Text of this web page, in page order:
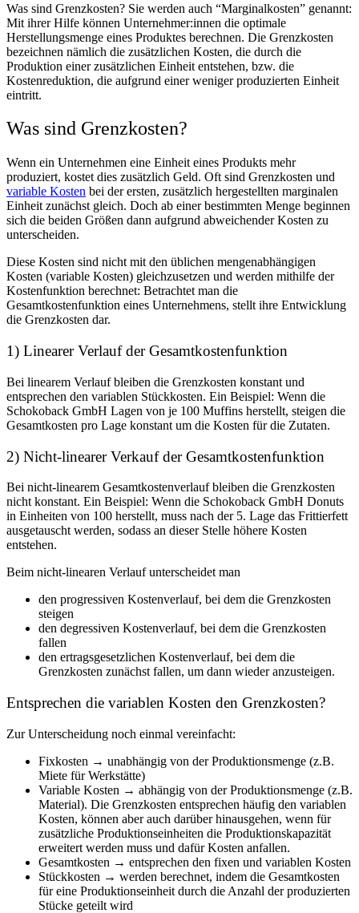
Was sind Grenzkosten? Sie werden auch “Marginalkosten” genannt:
Mit ihrer Hilfe können Unternehmer:innen die optimale
Herstellungsmenge eines Produktes berechnen. Die Grenzkosten
bezeichnen nämlich die zusätzlichen Kosten, die durch die
Produktion einer zusätzlichen Einheit entstehen, bzw. die
Kostenreduktion, die aufgrund einer weniger produzierten Einheit
eintritt.
Was sind Grenzkosten?
Wenn ein Unternehmen eine Einheit eines Produkts mehr
produziert, kostet dies zusätzlich Geld. Oft sind Grenzkosten und
variable Kosten bei der ersten, zusätzlich hergestellten marginalen
Einheit zunächst gleich. Doch ab einer bestimmten Menge beginnen
sich die beiden Größen dann aufgrund abweichender Kosten zu
unterscheiden.
Diese Kosten sind nicht mit den üblichen mengenabhängigen
Kosten (variable Kosten) gleichzusetzen und werden mithilfe der
Kostenfunktion berechnet: Betrachtet man die
Gesamtkostenfunktion eines Unternehmens, stellt ihre Entwicklung
die Grenzkosten dar.
1) Linearer Verlauf der Gesamtkostenfunktion
Bei linearem Verlauf bleiben die Grenzkosten konstant und
entsprechen den variablen Stückkosten. Ein Beispiel: Wenn die
Schokoback GmbH Lagen von je 100 Muffins herstellt, steigen die
Gesamtkosten pro Lage konstant um die Kosten für die Zutaten.
2) Nicht-linearer Verkauf der Gesamtkostenfunktion
Bei nicht-linearem Gesamtkostenverlauf bleiben die Grenzkosten
nicht konstant. Ein Beispiel: Wenn die Schokoback GmbH Donuts
in Einheiten von 100 herstellt, muss nach der 5. Lage das Frittierfett
ausgetauscht werden, sodass an dieser Stelle höhere Kosten
entstehen.
Beim nicht-linearen Verlauf unterscheidet man
den progressiven Kostenverlauf, bei dem die Grenzkosten
steigen
den degressiven Kostenverlauf, bei dem die Grenzkosten
fallen
den ertragsgesetzlichen Kostenverlauf, bei dem die
Grenzkosten zunächst fallen, um dann wieder anzusteigen.
Entsprechen die variablen Kosten den Grenzkosten?
Zur Unterscheidung noch einmal vereinfacht:
Fixkosten → unabhängig von der Produktionsmenge (z.B.
Miete für Werkstätte)
Variable Kosten → abhängig von der Produktionsmenge (z.B.
Material). Die Grenzkosten entsprechen häufig den variablen
Kosten, können aber auch darüber hinausgehen, wenn für
zusätzliche Produktionseinheiten die Produktionskapazität
erweitert werden muss und dafür Kosten anfallen.
Gesamtkosten → entsprechen den fixen und variablen Kosten
Stückkosten → werden berechnet, indem die Gesamtkosten
für eine Produktionseinheit durch die Anzahl der produzierten
Stücke geteilt wird